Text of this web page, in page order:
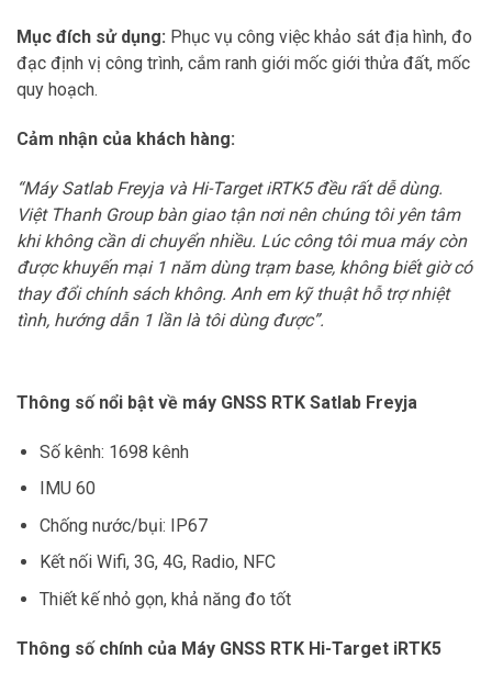
Mục đích sử dụng: Phục vụ công việc khảo sát địa hình, đo
đạc định vị công trình, cắm ranh giới mốc giới thửa đất, mốc
quy hoạch.
Cảm nhận của khách hàng:
“Máy Satlab Freyja và Hi-Target iRTK5 đều rất dễ dùng.
Việt Thanh Group bàn giao tận nơi nên chúng tôi yên tâm
khi không cần di chuyển nhiều. Lúc công tôi mua máy còn
được khuyến mại 1 năm dùng trạm base, không biết giờ có
thay đổi chính sách không. Anh em kỹ thuật hỗ trợ nhiệt
tình, hướng dẫn 1 lần là tôi dùng được”.
Thông số nổi bật về máy GNSS RTK Satlab Freyja
Số kênh: 1698 kênh
IMU 60
Chống nước/bụi: IP67
Kết nối Wifi, 3G, 4G, Radio, NFC
Thiết kế nhỏ gọn, khả năng đo tốt
Thông số chính của Máy GNSS RTK Hi-Target iRTK5